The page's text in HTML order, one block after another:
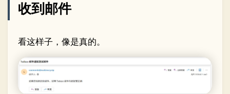
收到邮件
看这样子，像是真的。